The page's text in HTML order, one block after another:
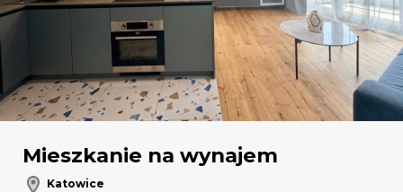
Leaflet|© OpenMapTiles© OpenStreetMap contributors
Mieszkanie na wynajem
Katowice